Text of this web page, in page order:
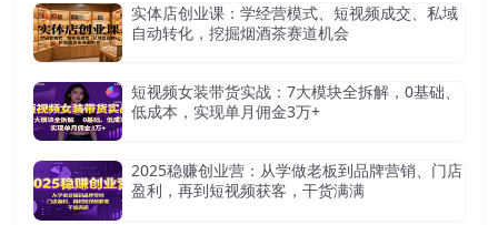
实体店创业课：学经营模式、短视频成交、私域
自动转化，挖掘烟酒茶赛道机会
短视频女装带货实战：7大模块全拆解，0基础、
低成本，实现单月佣金3万+
2025稳赚创业营：从学做老板到品牌营销、门店
盈利，再到短视频获客，干货满满